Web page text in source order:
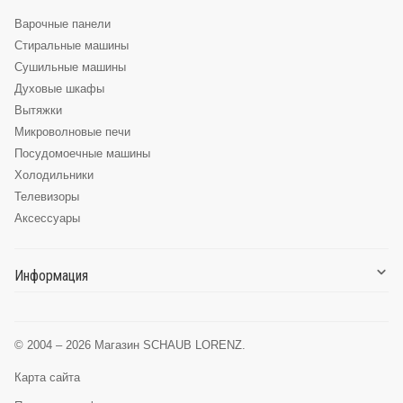
на поиск по всему интернету.
Варочные панели
Стиральные машины
Сушильные машины
Духовые шкафы
Вытяжки
Микроволновые печи
Посудомоечные машины
Холодильники
Телевизоры
Аксессуары
Информация
Доставка и оплата
Сервис
© 2004 – 2026 Магазин SCHAUB LORENZ.
Карта сайта